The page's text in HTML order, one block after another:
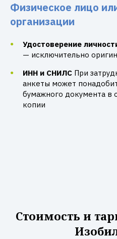
Физическое лицо
организации
Удостоверение
— исключительно
ИНН и СНИЛС При
анкеты может
бумажного документа в
копии
Стоимость и